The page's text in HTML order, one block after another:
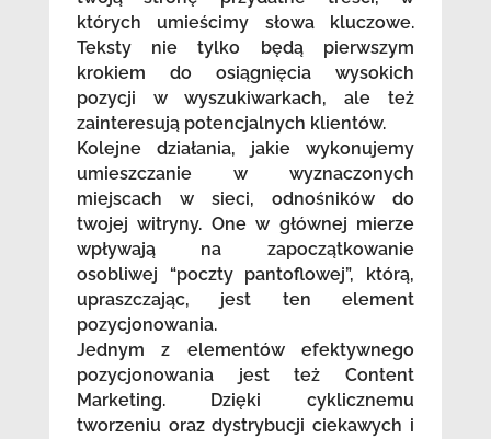
których umieścimy słowa kluczowe.
Teksty nie tylko będą pierwszym
krokiem do osiągnięcia wysokich
pozycji w wyszukiwarkach, ale też
zainteresują potencjalnych klientów.
Kolejne działania, jakie wykonujemy
umieszczanie w wyznaczonych
miejscach w sieci, odnośników do
twojej witryny. One w głównej mierze
wpływają na zapoczątkowanie
osobliwej “poczty pantoflowej”, którą,
upraszczając, jest ten element
pozycjonowania.
Jednym z elementów efektywnego
pozycjonowania jest też Content
Marketing. Dzięki cyklicznemu
tworzeniu oraz dystrybucji ciekawych i